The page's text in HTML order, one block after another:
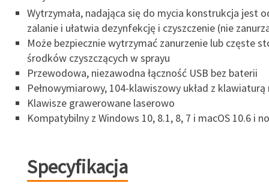
Wytrzymała, nadająca się do mycia konstrukcja jest
zalanie i ułatwia dezynfekcję i czyszczenie (nie
Może bezpiecznie wytrzymać zanurzenie lub częste
środków czyszczących w sprayu
Przewodowa, niezawodna łączność USB bez baterii
Pełnowymiarowy, 104-klawiszowy układ z klawiaturą
Klawisze grawerowane laserowo
Kompatybilny z Windows 10, 8.1, 8, 7 i macOS 10.6 i
Specyfikacja